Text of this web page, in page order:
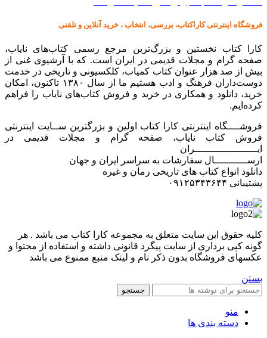
فروشگاه اینترنتی کاراکتاب، بررسی، انتخاب ، خرید آنلاین و تلفنی
کارا کتاب نخستین و بزرگ‌ترین مرجع رسمی کتاب‌های نایاب،
صفحه گرام و مجلات قدیمی در ایران است. که با آرشیوی غنی از
بیش از صد هزار عنوان کتاب کمیاب، کلکسیونی و تاریخی در خدمت
دوست‌داران فرهنگ و ادب هستیم ما از سال ۱۳۸۰ تاکنون، امکان
خرید، دانلود و همکاری در خرید و فروش کتاب‌های نایاب را فراهم
کرده‌ایم.
فروشــــگاه اینترنتی کارا کتاب اولین و بزرگترین ســایت اینترنتی
فروش کتاب نایاب، صفحه گرام و مجلات قدیمی در
ایـــــــــــــــــــــران
ارســـــــــــال سفارشات به سراسر ایران و جهان
دانلود انواع کتاب های تاریخی رمان و غیره
پشتیبانی ۰۹۱۲۵۳۴۳۶۴۴
کليه حقوق اين سايت متعلق به مجموعه کارا کتاب می باشد . هر
گونه کپی برداری از سایت پیگرد قانونی داشته و استفاده از محتوا و
عکسهای فروشگاه بدون ذکر نام و لینک منبع ممنوع می باشد
بستن
جستجو
منو
دسته بندی ها